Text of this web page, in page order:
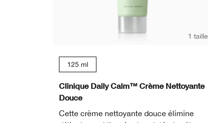
1 taille
125 ml
Clinique Daily Calm™ Crème Nettoyante
Douce
Cette crème nettoyante douce élimine